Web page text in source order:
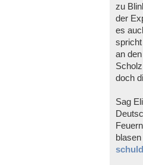
zu
der
es
an
doch
Sag